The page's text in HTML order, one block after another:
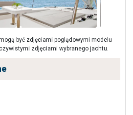
być zdjęciami poglądowymi modelu
zdjęciami wybranego jachtu.